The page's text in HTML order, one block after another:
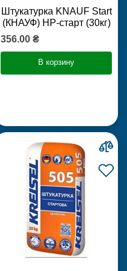
Штукатурка KNAUF Start
(КНАУФ) НР-старт (30кг)
356.00 ₴
В корзину